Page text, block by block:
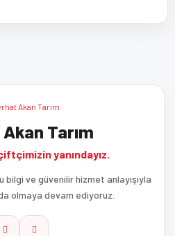
Yaz
ederiz.
veya görüntülenemiyor.
bilgiler bulunuyor.
Tarım
yanındayız.
bilgi ve güvenilir hizmet anlayışıyla
olmaya devam ediyoruz.